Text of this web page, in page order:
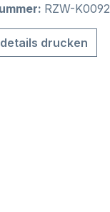
RZW-K0092
drucken